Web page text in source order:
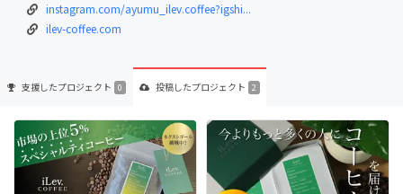
instagram.com/ayumu_ilev.coffee?igshi...
ilev-coffee.com
支援したプロジェクト 0 投稿したプロジェクト 2